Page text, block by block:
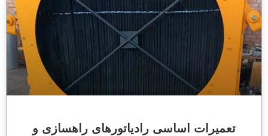
تعمیرات اساسی رادیاتورهای راهسازی و